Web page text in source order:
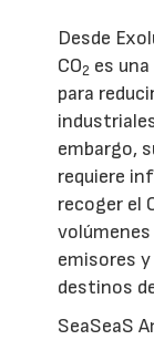
Desde
CO2 es
para
embargo,
requiere
recoger el
emisores
destinos
SeaSeaS